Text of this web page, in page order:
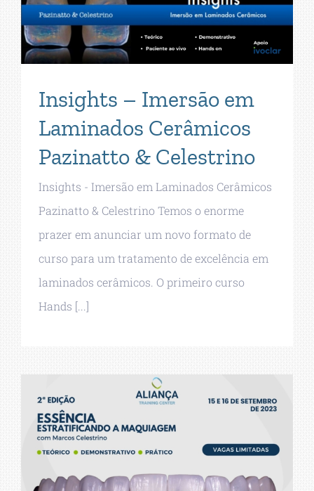
Insights – Imersão em
Laminados Cerâmicos
Pazinatto & Celestrino
Insights - Imersão em Laminados Cerâmicos
Pazinatto & Celestrino Temos o enorme
prazer em anunciar um novo formato de
curso para um tratamento de excelência em
laminados cerâmicos. O primeiro curso
Hands [...]